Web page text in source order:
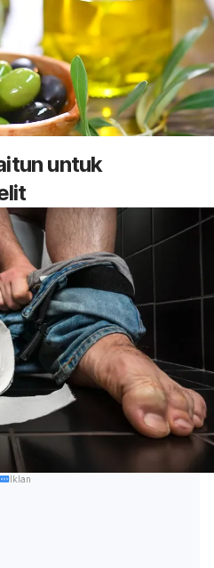
untuk
Iklan